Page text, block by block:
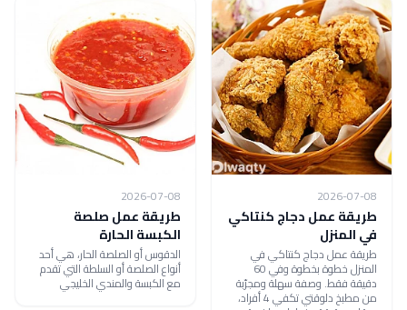
2026-07-08
طريقة عمل دجاج كنتاكي
في المنزل
طريقة عمل دجاج كنتاكي في
المنزل خطوة بخطوة وفي 60
دقيقة فقط. وصفة سهلة ومجرّبة
من مطبخ دلوقتي تكفي 4 أفراد،
2026-07-08
طريقة عمل صلصة
الكبسة الحارة
الدقوس أو الصلصة الحار، هي أحد
أنواع الصلصة أو السلطة التي تقدم
مع الكبسة والمندي الخليجي